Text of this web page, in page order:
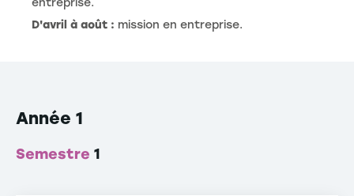
entreprise.
D'avril à août : mission en entreprise.
Année 1
Semestre 1